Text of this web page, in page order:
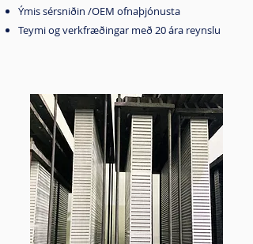
Ýmis sérsniðin /OEM ofnaþjónusta
Teymi og verkfræðingar með 20 ára reynslu